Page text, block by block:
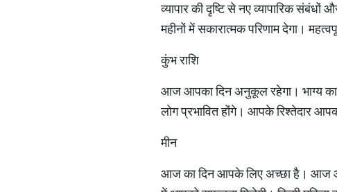
व्यापार की दृष्टि से नए व्यापारिक
महीनों में सकारात्मक परिणाम देगा।
कुंभ राशि
आज आपका दिन अनुकूल रहेगा। भाग्य का
लोग प्रभावित होंगे। आपके रिश्तेदार
मीन
आज का दिन आपके लिए अच्छा है। आज